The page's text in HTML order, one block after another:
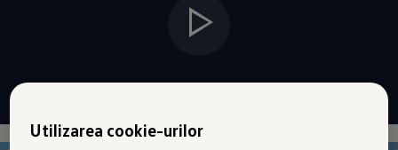
Utilizarea cookie-urilor